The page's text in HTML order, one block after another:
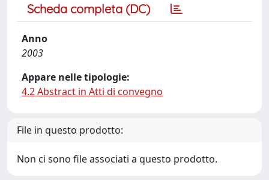
Scheda completa (DC)
Anno
2003
Appare nelle tipologie:
4.2 Abstract in Atti di convegno
File in questo prodotto:
Non ci sono file associati a questo prodotto.